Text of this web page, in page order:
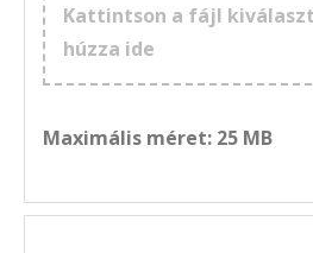
Kattintson a fájl
húzza ide
Maximális méret: 25 MB